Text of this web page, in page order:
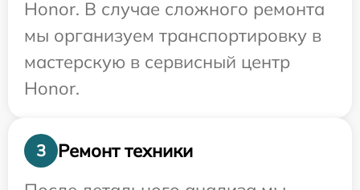
Honor. В случае сложного ремонта
мы организуем транспортировку в
мастерскую в сервисный центр
Honor.
3
Ремонт техники